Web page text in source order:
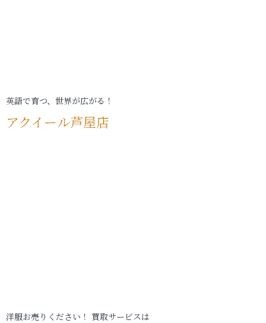
英語で育つ、世界が広がる！
アクイール芦屋店
洋服お売りください！ 買取サービスは